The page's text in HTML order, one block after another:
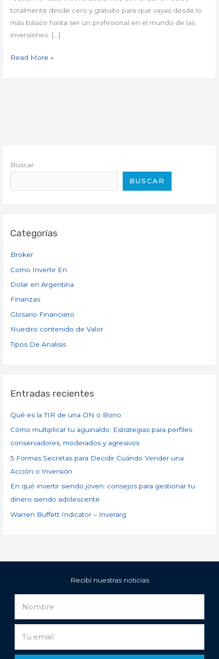
Buscar
BUSCAR
Categorías
Broker
Como Invertir En
Dolar en Argentina
Finanzas
Glosario Financiero
Nuestro contenido de Valor
Tipos De Analisis
Entradas recientes
Qué es la TIR de una ON o Bono
Cómo multiplicar tu aguinaldo: Estrategias para perfiles
conservadores, moderados y agresivos
5 Formas Secretas para Decidir Cuándo Vender una
Acción o Inversión
En qué invertir siendo joven: consejos para gestionar tu
dinero siendo adolescente
Warren Buffett Indicator – Inverarg
totalmente desde cero y gratuito para que vayas desde lo
más básico hasta ser un profesional en el mundo de las
inversiones. […]
Read More »
Recibí nuestras noticias